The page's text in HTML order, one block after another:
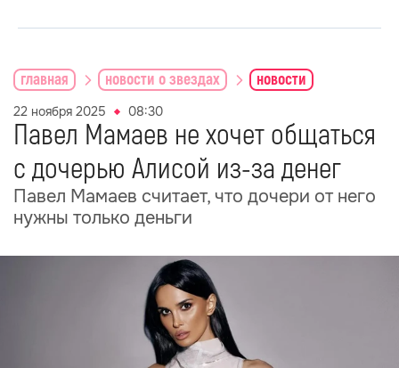
главная новости о звездах новости
22 ноября 2025 08:30
Павел Мамаев не хочет общаться
с дочерью Алисой из-за денег
Павел Мамаев считает, что дочери от него
нужны только деньги